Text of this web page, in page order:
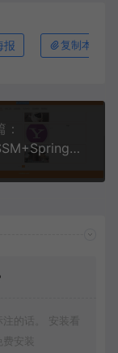
报 复制本文链
基于SSM+SpringBoot+MySQL+Vue的勤工俭学管理系统(附论文)
的话。 安装看
安装